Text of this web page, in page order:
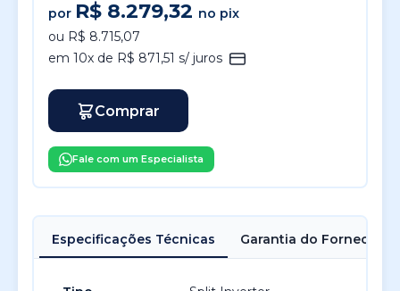
por R$ 8.279,32 no pix
ou R$ 8.715,07
em 10x de R$ 871,51 s/ juros
Comprar
Fale com um Especialista
Especificações Técnicas Garantia do Fornecedor